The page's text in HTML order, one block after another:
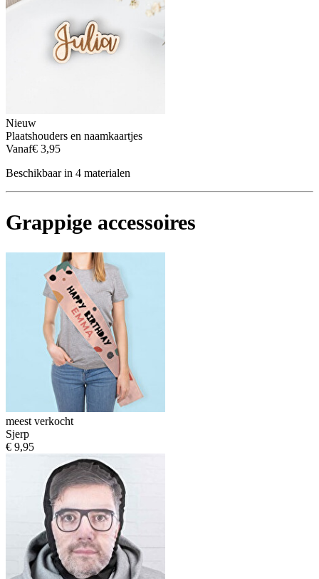
Nieuw
Plaatshouders en naamkaartjes
Vanaf€ 3,95
Beschikbaar in 4 materialen
Grappige accessoires
meest verkocht
Sjerp
€ 9,95